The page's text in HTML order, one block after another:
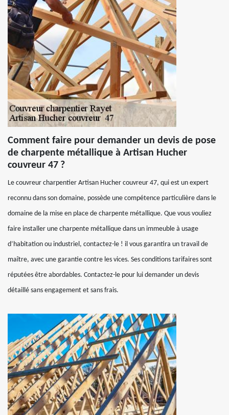
Comment faire pour demander un devis de pose
de charpente métallique à Artisan Hucher
couvreur 47 ?
Le couvreur charpentier Artisan Hucher couvreur 47, qui est un expert
reconnu dans son domaine, possède une compétence particulière dans le
domaine de la mise en place de charpente métallique. Que vous vouliez
faire installer une charpente métallique dans un immeuble à usage
d’habitation ou industriel, contactez-le ! il vous garantira un travail de
maître, avec une garantie contre les vices. Ses conditions tarifaires sont
réputées être abordables. Contactez-le pour lui demander un devis
détaillé sans engagement et sans frais.